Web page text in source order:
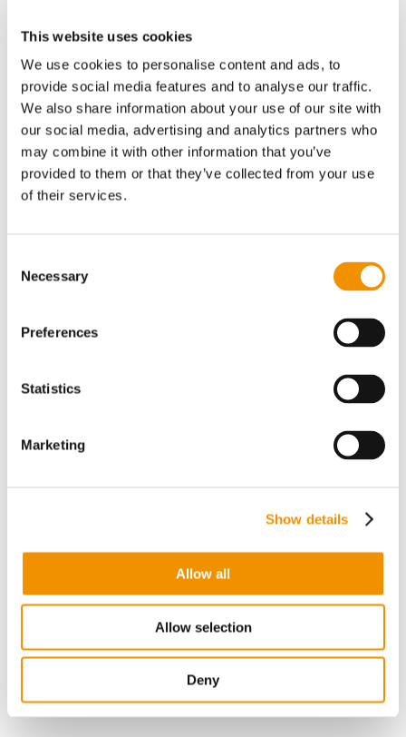
This website uses cookies
We use cookies to personalise content and ads, to
provide social media features and to analyse our traffic.
We also share information about your use of our site with
our social media, advertising and analytics partners who
may combine it with other information that you’ve
provided to them or that they’ve collected from your use
of their services.
Selection
Necessary
Preferences
Statistics
Marketing
Show details
Allow all
Allow selection
Deny
bliver grøn omstilling, klima
og ESG
Et blik i krystalkuglen viser, at 9 ud af 10
ser øgede krav ift. indsats på grøn
omstilling og klima. Det er markant. I
samme retning ser man på en tredjeplads
en øget opmærksomhed på ESG-
#5 Halvdelen af
ESG-strategi
ikke har nogen ESG-strategi. Af de
strategi, mens resten er i gang med
De, der arbejder med ESG-strategi, ser
regulering begrænser råderummet til ESG-
tiltag samt datakvalitet.
38% angiver, at de ikke har ESG-måltal. De
ESG-måltal, der oftest måles på, er egne
emissioner, energiforbrug og
forsyningssikkerhed.